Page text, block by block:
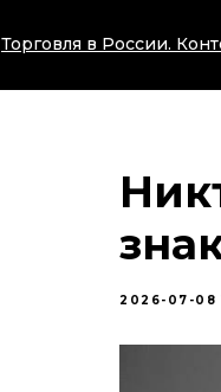
Торговля в России.
2026-07-08